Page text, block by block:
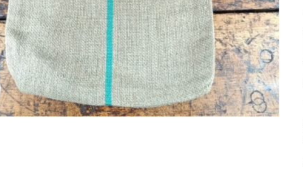
Klick zum Vergrößern